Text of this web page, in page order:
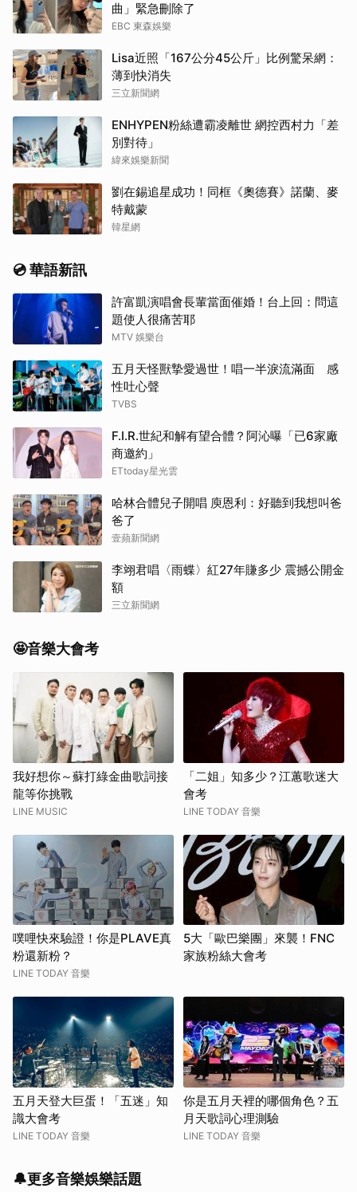
曲」緊急刪除了
EBC 東森娛樂
Lisa近照「167公分45公斤」比例驚呆網：
薄到快消失
三立新聞網
ENHYPEN粉絲遭霸凌離世 網控西村力「差
別對待」
緯來娛樂新聞
劉在錫追星成功！同框《奧德賽》諾蘭、麥
特戴蒙
韓星網
💿 華語新訊
許富凱演唱會長輩當面催婚！台上回：問這
題使人很痛苦耶
MTV 娛樂台
五月天怪獸摯愛過世！唱一半淚流滿面 感
性吐心聲
TVBS
F.I.R.世紀和解有望合體？阿沁曝「已6家廠
商邀約」
ETtoday星光雲
哈林合體兒子開唱 庾恩利：好聽到我想叫爸
爸了
壹蘋新聞網
李翊君唱〈雨蝶〉紅27年賺多少 震撼公開金
額
三立新聞網
🤩音樂大會考
我好想你～蘇打綠金曲歌詞接
龍等你挑戰
LINE MUSIC
「二姐」知多少？江蕙歌迷大
會考
LINE TODAY 音樂
噗哩快來驗證！你是PLAVE真
粉還新粉？
LINE TODAY 音樂
5大「歐巴樂團」來襲！FNC
家族粉絲大會考
五月天登大巨蛋！「五迷」知
識大會考
LINE TODAY 音樂
你是五月天裡的哪個角色？五
月天歌詞心理測驗
LINE TODAY 音樂
🔔更多音樂娛樂話題